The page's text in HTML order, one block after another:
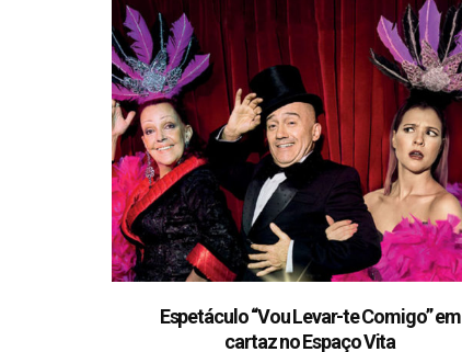
Espetáculo “Vou Levar-te Comigo” em
cartaz no Espaço Vita